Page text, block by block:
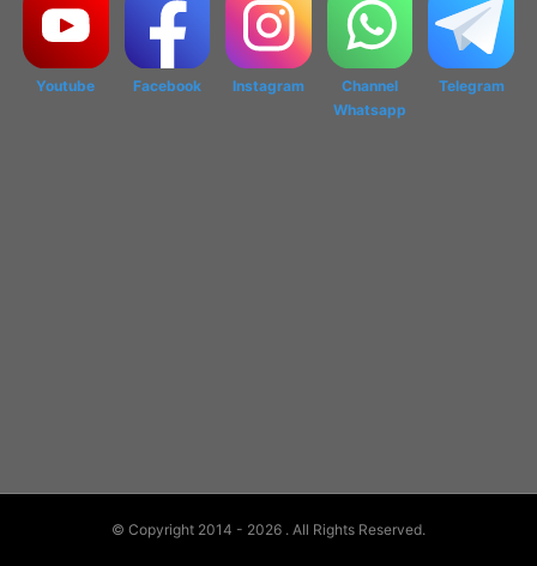
Youtube Facebook Instagram
Channel
Whatsapp
Telegram
© Copyright 2014 - 2026 . All Rights Reserved.